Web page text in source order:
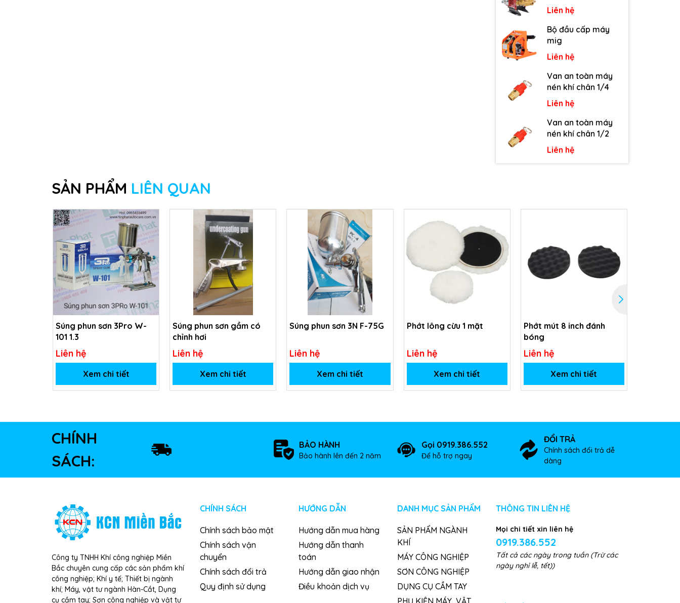
Liên hệ
Bộ đầu cấp máy
mig
Liên hệ
Van an toàn máy
nén khí chân 1/4
Liên hệ
Van an toàn máy
nén khí chân 1/2
Liên hệ
SẢN PHẨM LIÊN QUAN
Súng phun sơn 3Pro W-
101 1.3
Liên hệ
Xem chi tiết
Súng phun sơn gầm có
chỉnh hơi
Liên hệ
Xem chi tiết
Súng phun sơn 3N F-75G
Liên hệ
Xem chi tiết
Phớt lông cừu 1 mặt
Liên hệ
Xem chi tiết
Phớt mút 8 inch đánh
bóng
Liên hệ
Xem chi tiết
CHÍNH
SÁCH:
BẢO HÀNH
Bảo hành lên đến 2 năm
Gọi 0919.386.552
Để hỗ trợ ngay
ĐỔI TRẢ
Chính sách đổi trả dễ
dàng
Công ty TNHH Khí công nghiệp Miền
Bắc chuyên cung cấp các sản phẩm khí
công nghiệp; Khí y tế; Thiết bị ngành
khí; Máy, vật tư ngành Hàn-Cắt, Dụng
cụ cầm tay; Sơn công nghiệp và vật tư
CHÍNH SÁCH
Chính sách bảo mật
Chính sách vận
chuyển
Chính sách đổi trả
Quy định sử dụng
HƯỚNG DẪN
Hướng dẫn mua hàng
Hướng dẫn thanh
toán
Hướng dẫn giao nhận
Điều khoản dịch vụ
DANH MỤC SẢN PHẨM
SẢN PHẨM NGÀNH
KHÍ
MÁY CÔNG NGHIỆP
SƠN CÔNG NGHIỆP
DỤNG CỤ CẦM TAY
THÔNG TIN LIÊN HỆ
Mọi chi tiết xin liên hệ
0919.386.552
Tất cả các ngày trong tuần (Trừ các
ngày nghỉ lễ, tết))